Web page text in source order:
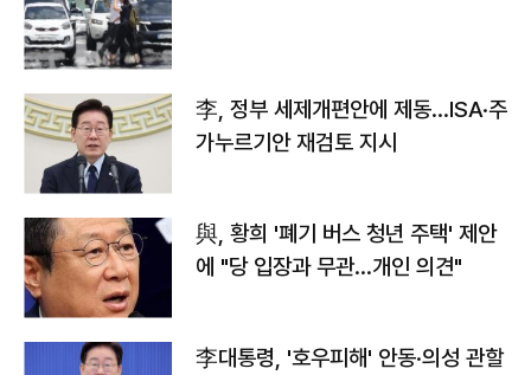
李, 정부 세제개편안에 제동…ISA·주
가누르기안 재검토 지시
與, 황희 '폐기 버스 청년 주택' 제안
에 "당 입장과 무관…개인 의견"
李대통령, '호우피해' 안동·의성 관할